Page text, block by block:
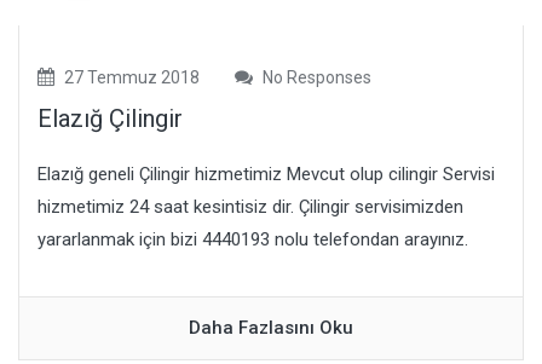
27 Temmuz 2018 No Responses
Elazığ Çilingir
Elazığ geneli Çilingir hizmetimiz Mevcut olup cilingir Servisi
hizmetimiz 24 saat kesintisiz dir. Çilingir servisimizden
yararlanmak için bizi 4440193 nolu telefondan arayınız.
Daha Fazlasını Oku